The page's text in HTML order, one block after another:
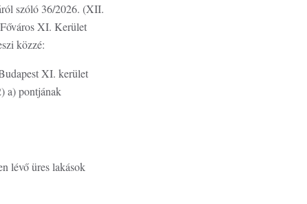
szóló 36/2026. (XII.
XI. Kerület
közzé:
XI. kerület
a) pontjának
lévő üres lakások